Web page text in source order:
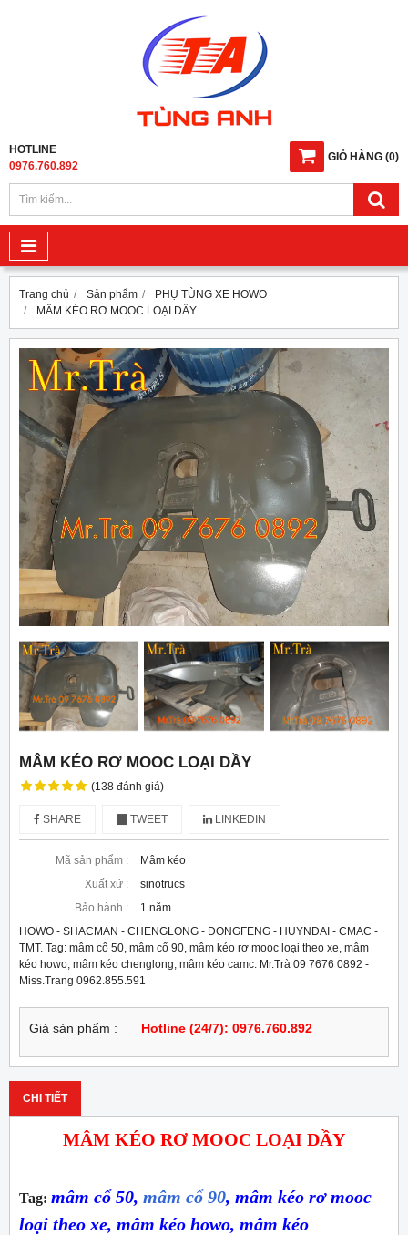
GIỎ HÀNG (0)
HOTLINE
0976.760.892
Trang chủ Sản phẩm
PHỤ TÙNG XE HOWO
MÂM KÉO RƠ MOOC LOẠI DẦY
MÂM KÉO RƠ MOOC LOẠI DẦY
(138 đánh giá)
SHARE TWEET LINKEDIN
Mã sản phẩm :
Mâm kéo
Xuất xứ :
sinotrucs
Bảo hành :
1 năm
HOWO - SHACMAN - CHENGLONG - DONGFENG - HUYNDAI - CMAC -
TMT. Tag: mâm cổ 50, mâm cổ 90, mâm kéo rơ mooc loại theo xe, mâm
kéo howo, mâm kéo chenglong, mâm kéo camc. Mr.Trà 09 7676 0892 -
Miss.Trang 0962.855.591
Giá sản phẩm : Hotline (24/7): 0976.760.892
CHI TIẾT
MÂM KÉO RƠ MOOC LOẠI DẦY
Tag: mâm cổ 50, mâm cổ 90, mâm kéo rơ mooc
loại theo xe, mâm kéo howo, mâm kéo